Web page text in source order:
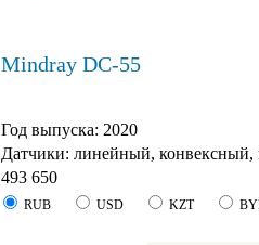
Mindray DC-55
Год выпуска: 2020
Датчики: линейный, конвексный,
493 650
RUB USD KZT